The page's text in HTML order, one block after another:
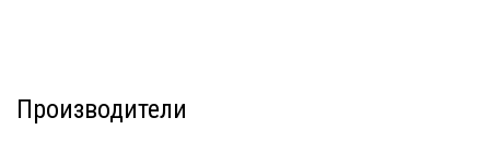
Производители